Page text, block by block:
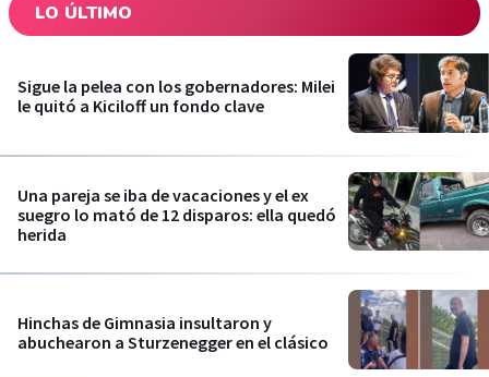
LO ÚLTIMO
Sigue la pelea con los gobernadores: Milei
le quitó a Kiciloff un fondo clave
Una pareja se iba de vacaciones y el ex
suegro lo mató de 12 disparos: ella quedó
herida
Hinchas de Gimnasia insultaron y
abuchearon a Sturzenegger en el clásico